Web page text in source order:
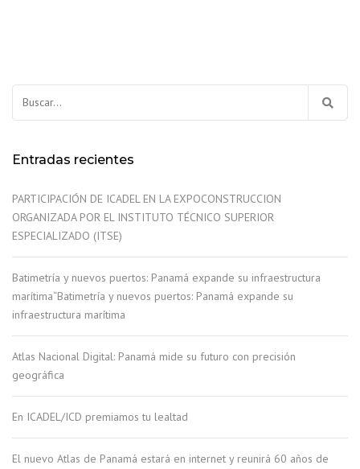
Entradas recientes
PARTICIPACIÓN DE ICADEL EN LA EXPOCONSTRUCCION
ORGANIZADA POR EL INSTITUTO TÉCNICO SUPERIOR
ESPECIALIZADO (ITSE)
Batimetría y nuevos puertos: Panamá expande su infraestructura
marítima“Batimetría y nuevos puertos: Panamá expande su
infraestructura marítima
Atlas Nacional Digital: Panamá mide su futuro con precisión
geográfica
En ICADEL/ICD premiamos tu lealtad
El nuevo Atlas de Panamá estará en internet y reunirá 60 años de